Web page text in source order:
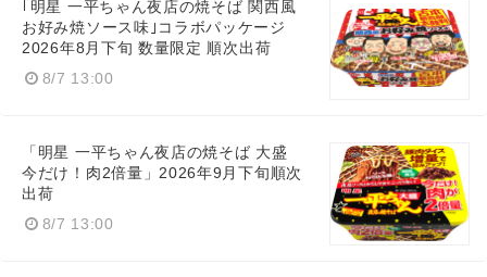
｢明星 一平ちゃん夜店の焼そば 関西風
お好み焼ソース味｣コラボパッケージ
2026年8月下旬 数量限定 順次出荷
8/7 13:00
「明星 一平ちゃん夜店の焼そば 大盛
今だけ！肉2倍量」2026年9月下旬順次
出荷
8/7 13:00